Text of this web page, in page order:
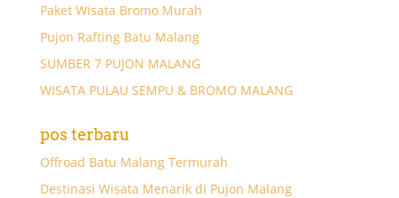
Paket Wisata Bromo Murah
Pujon Rafting Batu Malang
SUMBER 7 PUJON MALANG
WISATA PULAU SEMPU & BROMO MALANG
pos terbaru
Offroad Batu Malang Termurah
Destinasi Wisata Menarik di Pujon Malang